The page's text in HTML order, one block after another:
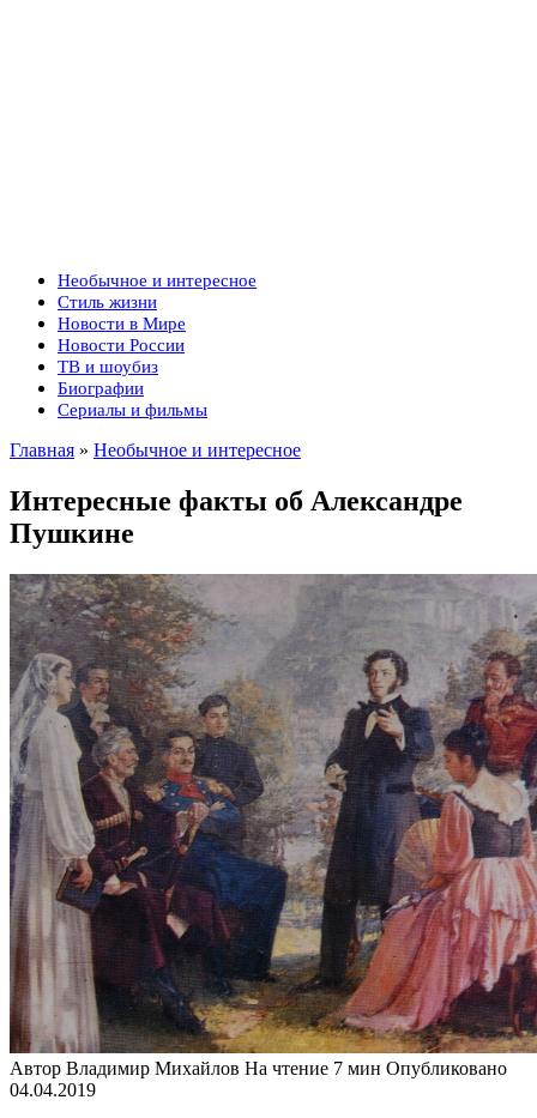
Необычное и интересное
Стиль жизни
Новости в Мире
Новости России
ТВ и шоубиз
Биографии
Сериалы и фильмы
Главная » Необычное и интересное
Интересные факты об Александре
Пушкине
Автор Владимир Михайлов На чтение 7 мин Опубликовано
04.04.2019